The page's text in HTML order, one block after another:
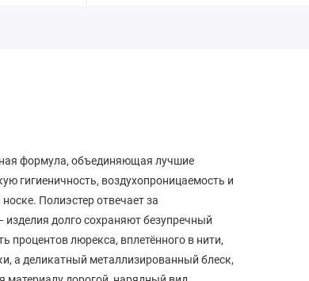
формула, объединяющая лучшие
гигиеничность, воздухопроницаемость и
Полиэстер отвечает за
долго сохраняют безупречный
процентов люрекса, вплетённого в нити,
а деликатный металлизированный блеск,